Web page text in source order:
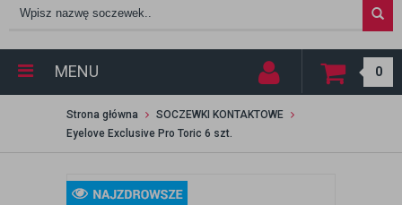
MENU 0
Strona główna
SOCZEWKI KONTAKTOWE
Eyelove Exclusive Pro Toric 6 szt.